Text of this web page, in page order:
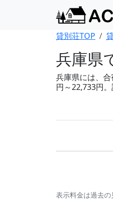
貸別荘TOP
兵庫県
兵庫県には、
円～22,733円
表示料金は過去